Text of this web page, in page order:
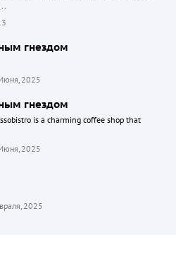
гнездом
2025
гнездом
is a charming coffee shop that
2025
2025